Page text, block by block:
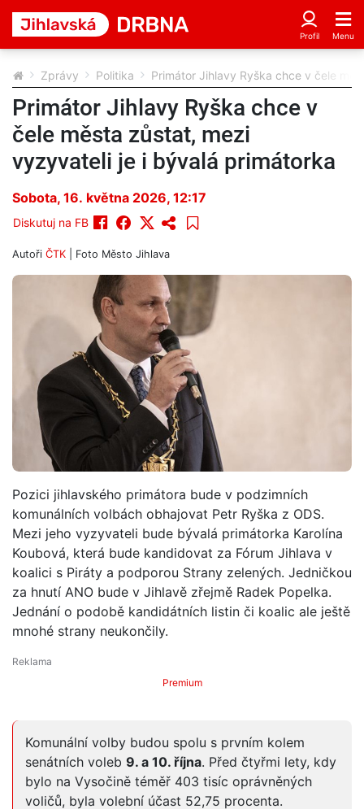
Zprávy Politika Primátor Jihlavy Ryška chce v čele
Primátor Jihlavy Ryška chce v
čele města zůstat, mezi
vyzyvateli je i bývalá primátorka
Sobota, 16. května 2026, 12:17
Diskutuj na FB
Autoři ČTK | Foto Město Jihlava
Pozici jihlavského primátora bude v podzimních
komunálních volbách obhajovat Petr Ryška z ODS.
Mezi jeho vyzyvateli bude bývalá primátorka Karolína
Koubová, která bude kandidovat za Fórum Jihlava v
koalici s Piráty a podporou Strany zelených. Jedničkou
za hnutí ANO bude v Jihlavě zřejmě Radek Popelka.
Jednání o podobě kandidátních listin či koalic ale ještě
mnohé strany neukončily.
Premium
Komunální volby budou spolu s prvním kolem
senátních voleb 9. a 10. října. Před čtyřmi lety, kdy
bylo na Vysočině téměř 403 tisíc oprávněných
voličů, byla volební účast 52,75 procenta.